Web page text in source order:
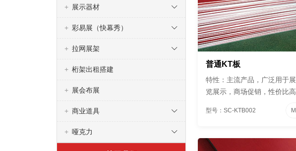
展示器材
彩易展（快幕秀）
拉网展架
桁架出租搭建
展会布展
商业道具
哑克力
普通KT板
特性：主流产品，广泛用于
览展示，商场促销，性价比高
型号：SC-KTB002